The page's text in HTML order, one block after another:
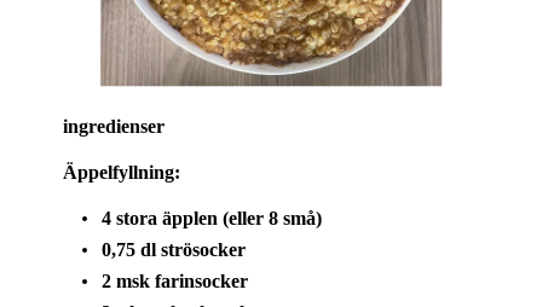
ingredienser
Äppelfyllning:
4 stora äpplen (eller 8 små)
0,75 dl strösocker
2 msk farinsocker